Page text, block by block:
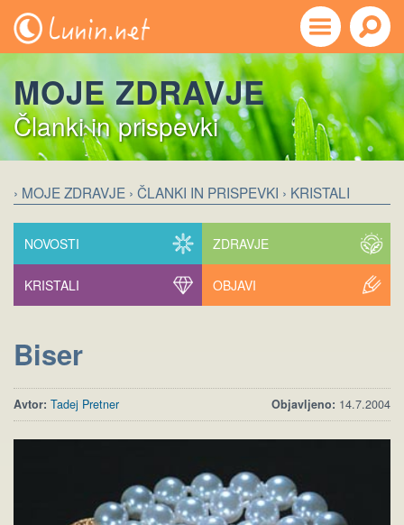
MOJE ZDRAVJE
Članki in prispevki
› MOJE ZDRAVJE › ČLANKI IN PRISPEVKI › KRISTALI
NOVOSTI ZDRAVJE
KRISTALI OBJAVI
Biser
Objavljeno: 14.7.2004
Avtor: Tadej Pretner